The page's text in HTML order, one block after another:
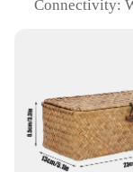
Connectivity:
Battery Life:
Design: Sleek
Features:
|Caixa De
Potente